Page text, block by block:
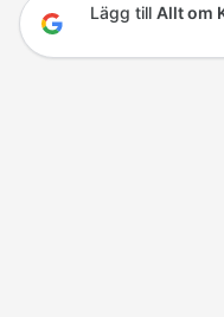
Lägg till Allt om